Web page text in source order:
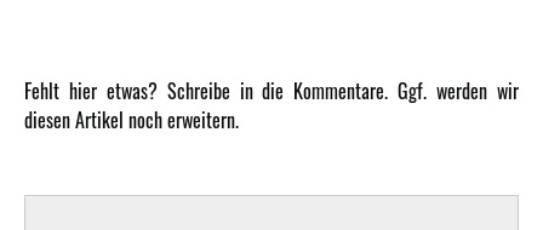
Fehlt hier etwas? Schreibe in die Kommentare. Ggf. werden wir
diesen Artikel noch erweitern.